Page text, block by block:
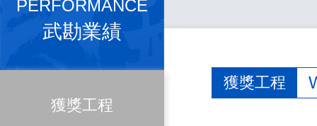
PERFORMANCE
武勘業績
獲獎工程
獲獎工程